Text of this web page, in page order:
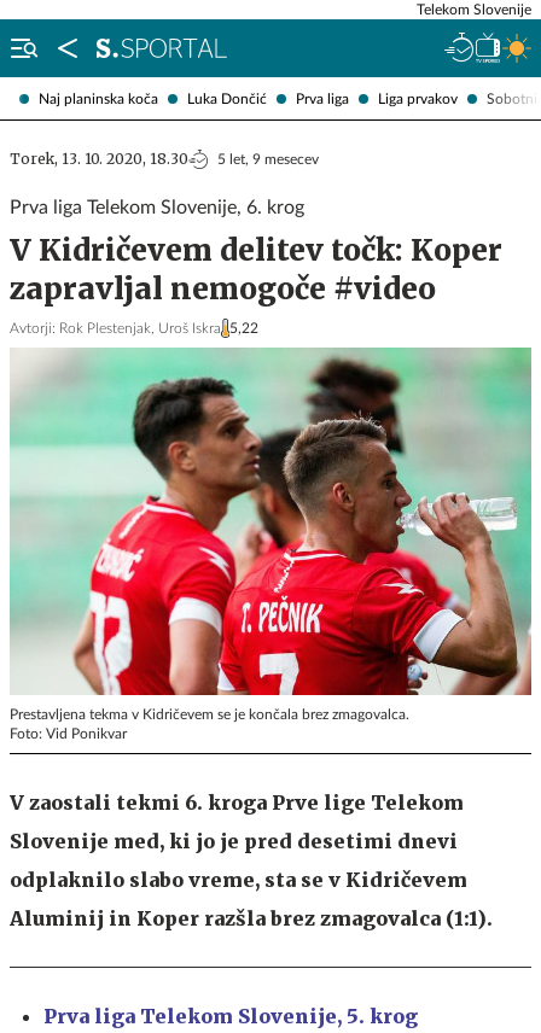
Naj planinska koča Luka Dončić Prva liga Liga prvakov Sobotni
Telekom Slovenije
Torek, 13. 10. 2020, 18.30 5 let, 9 mesecev
Prva liga Telekom Slovenije, 6. krog
V Kidričevem delitev točk: Koper
zapravljal nemogoče #video
Avtorji: Rok Plestenjak, Uroš Iskra 5,22
Prestavljena tekma v Kidričevem se je končala brez zmagovalca.
Foto: Vid Ponikvar
V zaostali tekmi 6. kroga Prve lige Telekom
Slovenije med, ki jo je pred desetimi dnevi
odplaknilo slabo vreme, sta se v Kidričevem
Aluminij in Koper razšla brez zmagovalca (1:1).
Prva liga Telekom Slovenije, 5. krog